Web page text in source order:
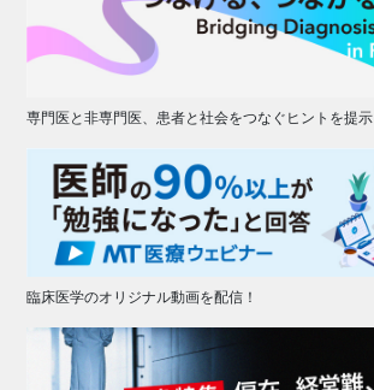
専門医と非専門医、患者と社会をつなぐヒントを提示
臨床医学のオリジナル動画を配信！